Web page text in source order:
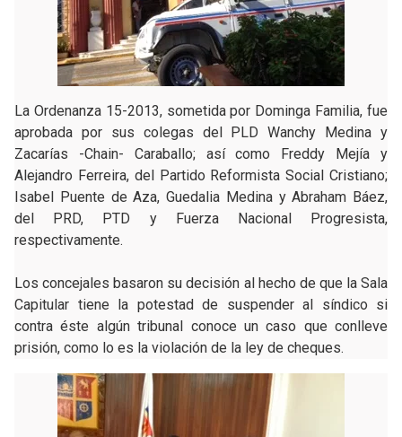
La Ordenanza 15-2013, sometida por Dominga Familia, fue
aprobada por sus colegas del PLD Wanchy Medina y
Zacarías -Chain- Caraballo; así como Freddy Mejía y
Alejandro Ferreira, del Partido Reformista Social Cristiano;
Isabel Puente de Aza, Guedalia Medina y Abraham Báez,
del PRD, PTD y Fuerza Nacional Progresista,
respectivamente.
Los concejales basaron su decisión al hecho de que la Sala
Capitular tiene la potestad de suspender al síndico si
contra éste algún tribunal conoce un caso que conlleve
prisión, como lo es la violación de la ley de cheques.